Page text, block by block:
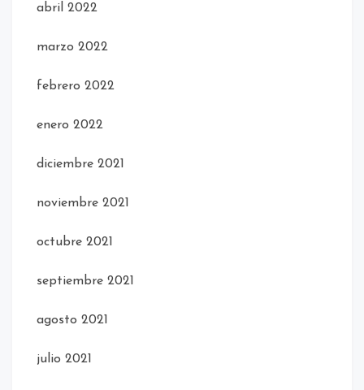
abril 2022
marzo 2022
febrero 2022
enero 2022
diciembre 2021
noviembre 2021
octubre 2021
septiembre 2021
agosto 2021
julio 2021